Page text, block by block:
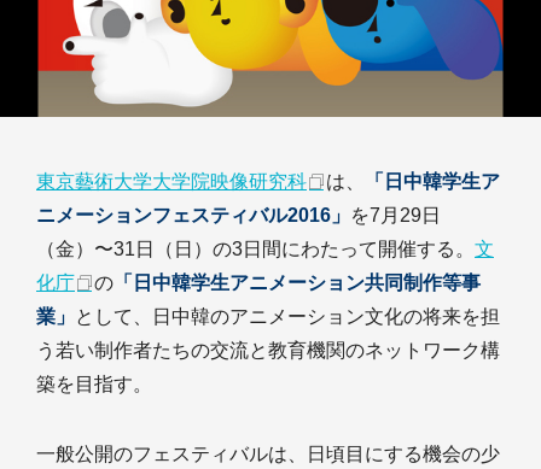
東京藝術大学大学院映像研究科 は、
「日中韓学生ア
ニメーションフェスティバル2016」 を7月29日
（金）〜31日（日）の3日間にわたって開催する。 文
化庁
の 「日中韓学生アニメーション共同制作等事
業」 として、日中韓のアニメーション文化の将来を担
う若い制作者たちの交流と教育機関のネットワーク構
築を目指す。
一般公開のフェスティバルは、日頃目にする機会の少